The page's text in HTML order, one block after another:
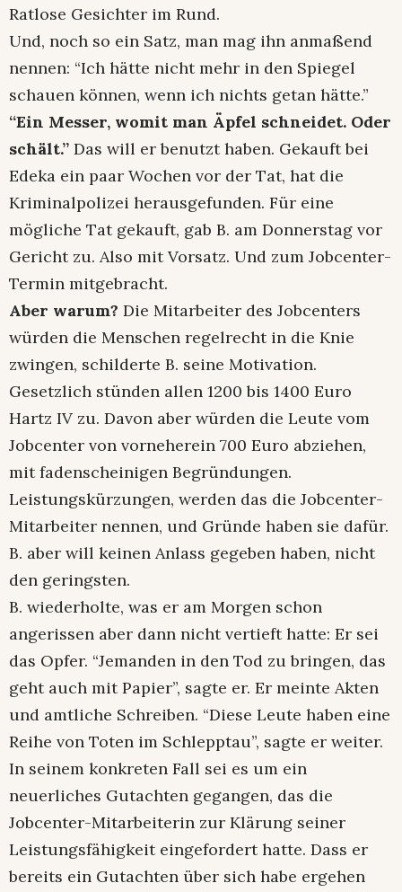
Ratlose Gesichter im Rund.
Und, noch so ein Satz, man mag ihn anmaßend
nennen: “Ich hätte nicht mehr in den Spiegel
schauen können, wenn ich nichts getan hätte.”
“Ein Messer, womit man Äpfel schneidet. Oder
schält.” Das will er benutzt haben. Gekauft bei
Edeka ein paar Wochen vor der Tat, hat die
Kriminalpolizei herausgefunden. Für eine
mögliche Tat gekauft, gab B. am Donnerstag vor
Gericht zu. Also mit Vorsatz. Und zum Jobcenter-
Termin mitgebracht.
Aber warum? Die Mitarbeiter des Jobcenters
würden die Menschen regelrecht in die Knie
zwingen, schilderte B. seine Motivation.
Gesetzlich stünden allen 1200 bis 1400 Euro
Hartz IV zu. Davon aber würden die Leute vom
Jobcenter von vorneherein 700 Euro abziehen,
mit fadenscheinigen Begründungen.
Leistungskürzungen, werden das die Jobcenter-
Mitarbeiter nennen, und Gründe haben sie dafür.
B. aber will keinen Anlass gegeben haben, nicht
den geringsten.
B. wiederholte, was er am Morgen schon
angerissen aber dann nicht vertieft hatte: Er sei
das Opfer. “Jemanden in den Tod zu bringen, das
geht auch mit Papier”, sagte er. Er meinte Akten
und amtliche Schreiben. “Diese Leute haben eine
Reihe von Toten im Schlepptau”, sagte er weiter.
In seinem konkreten Fall sei es um ein
neuerliches Gutachten gegangen, das die
Jobcenter-Mitarbeiterin zur Klärung seiner
Leistungsfähigkeit eingefordert hatte. Dass er
bereits ein Gutachten über sich habe ergehen